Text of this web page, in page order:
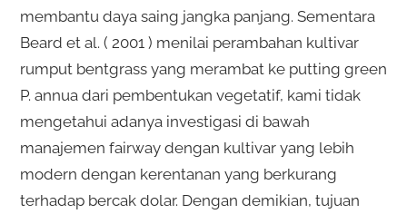
membantu daya saing jangka panjang. Sementara
Beard et al. ( 2001 ) menilai perambahan kultivar
rumput bentgrass yang merambat ke putting green
P. annua dari pembentukan vegetatif, kami tidak
mengetahui adanya investigasi di bawah
manajemen fairway dengan kultivar yang lebih
modern dengan kerentanan yang berkurang
terhadap bercak dolar. Dengan demikian, tujuan